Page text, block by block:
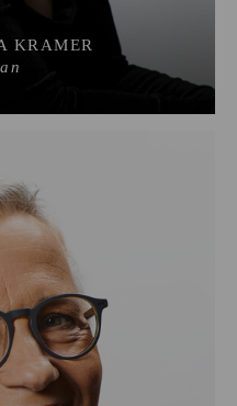
KRAMER